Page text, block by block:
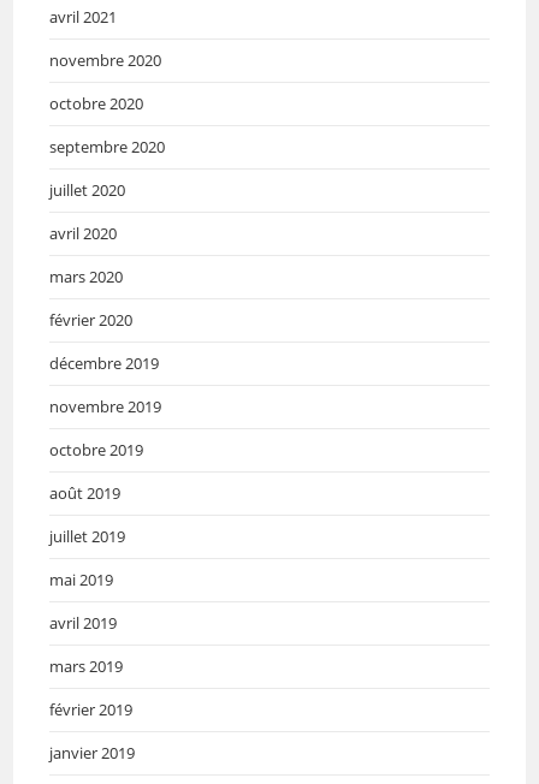
avril 2021
novembre 2020
octobre 2020
septembre 2020
juillet 2020
avril 2020
mars 2020
février 2020
décembre 2019
novembre 2019
octobre 2019
août 2019
juillet 2019
mai 2019
avril 2019
mars 2019
février 2019
janvier 2019